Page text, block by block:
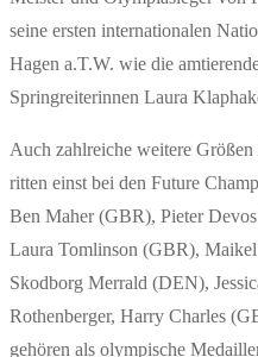
seine ersten internationalen
Hagen a.T.W. wie die
Springreiterinnen Laura
Auch zahlreiche weitere
ritten einst bei den Future
Ben Maher (GBR), Pieter
Laura Tomlinson (GBR),
Skodborg Merrald (DEN),
Rothenberger, Harry Charles
gehören als olympische